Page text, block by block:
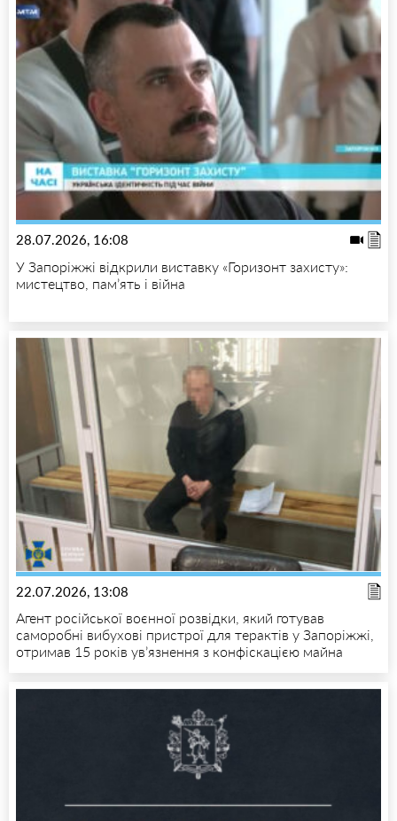
28.07.2026, 16:08
У Запоріжжі відкрили виставку «Горизонт захисту»:
мистецтво, пам’ять і війна
22.07.2026, 13:08
Агент російської воєнної розвідки, який готував
саморобні вибухові пристрої для терактів у Запоріжжі,
отримав 15 років ув’язнення з конфіскацією майна